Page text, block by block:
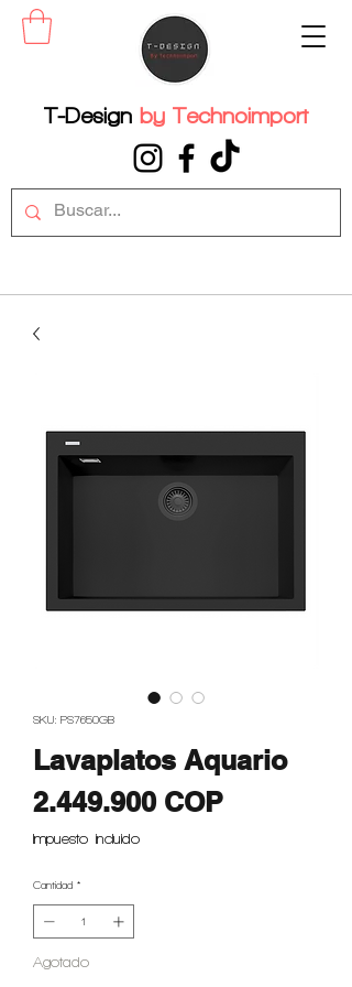
T-Design by Technoimport
SKU: PS7650GB
Lavaplatos Aquario
2.449.900 COPPrecio
Impuesto incluido
Cantidad *
Agotado